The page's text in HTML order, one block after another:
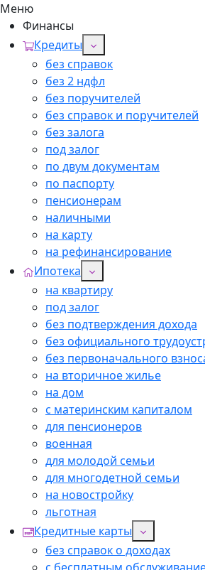
Меню
Финансы
Кредиты
без справок
без 2 ндфл
без поручителей
без справок и поручителей
без залога
под залог
по двум документам
по паспорту
пенсионерам
наличными
на карту
на рефинансирование
Ипотека
на квартиру
под залог
без подтверждения дохода
без официального
без первоначального
на вторичное жилье
на дом
с материнским капиталом
для пенсионеров
военная
для молодой семьи
для многодетной семьи
на новостройку
льготная
Кредитные карты
без справок о доходах